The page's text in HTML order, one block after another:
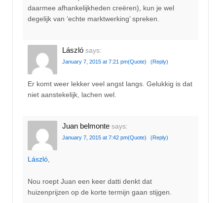
daarmee afhankelijkheden creëren), kun je wel
degelijk van ‘echte marktwerking’ spreken.
László says:
January 7, 2015 at 7:21 pm(Quote) (Reply)
Er komt weer lekker veel angst langs. Gelukkig is dat
niet aanstekelijk, lachen wel.
Juan belmonte says:
January 7, 2015 at 7:42 pm(Quote) (Reply)
László,
Nou roept Juan een keer datti denkt dat
huizenprijzen op de korte termijn gaan stijgen.